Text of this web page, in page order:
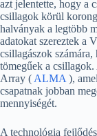
azt jelentette, hogy a
csillagok körül
halványak a legtöbb
adatokat szereztek a
csillagászok
tömegűek a
Array ( ALMA ),
csapatnak jobban
mennyiségét.
A technológia